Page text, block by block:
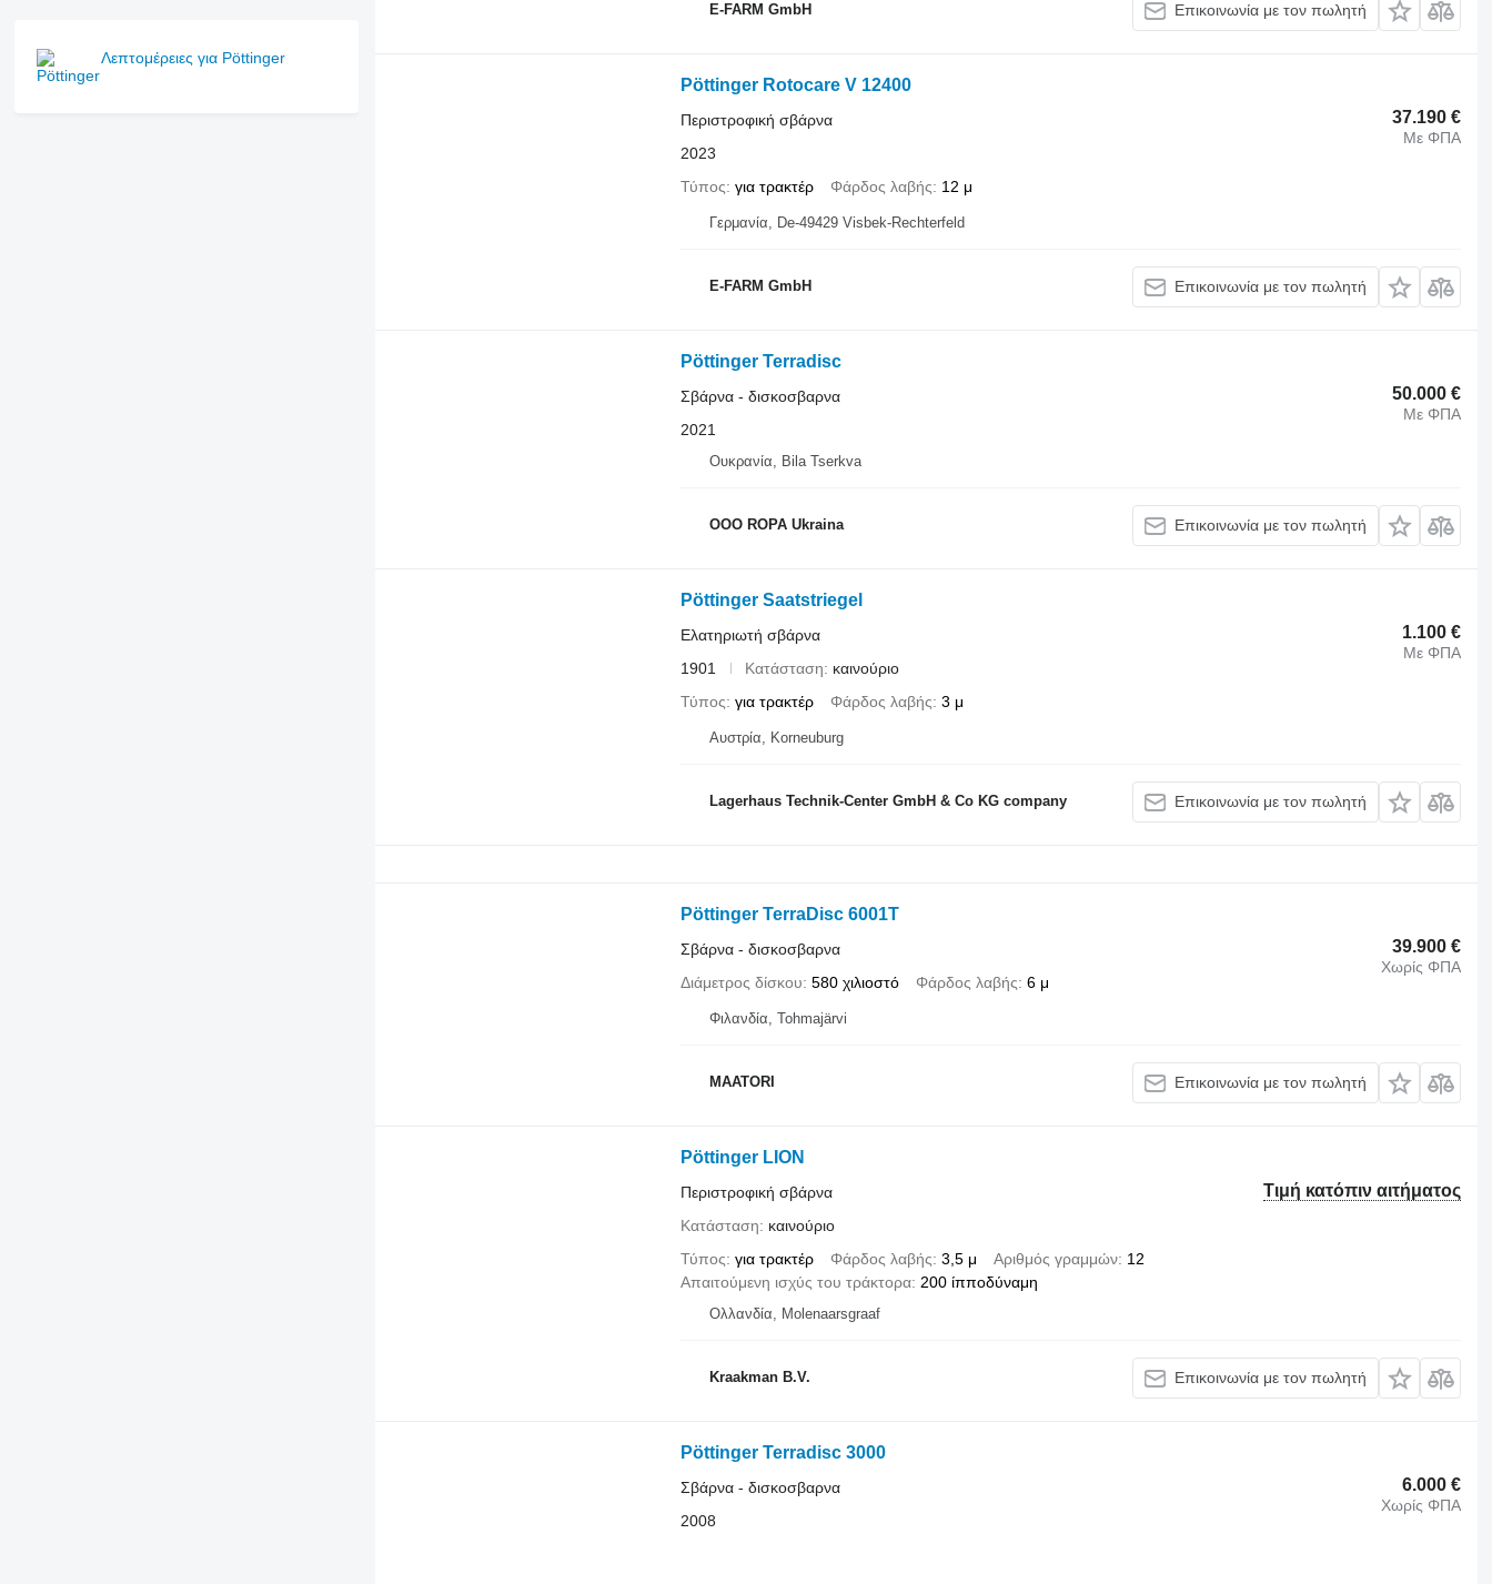
Λεπτομέρειες για Pöttinger
E-FARM GmbH Επικοινωνία με τον πωλητή
Pöttinger Rotocare V 12400
37.190 €
Με ΦΠΑ
Περιστροφική σβάρνα
2023
Τύπος για τρακτέρ Φάρδος λαβής 12 μ
Γερμανία, De-49429 Visbek-Rechterfeld
E-FARM GmbH Επικοινωνία με τον πωλητή
Pöttinger Terradisc
50.000 €
Με ΦΠΑ
Σβάρνα - δισκοσβαρνα
2021
Ουκρανία, Bila Tserkva
OOO ROPA Ukraina Επικοινωνία με τον πωλητή
Pöttinger Saatstriegel
1.100 €
Με ΦΠΑ
Ελατηριωτή σβάρνα
1901
Κατάσταση
καινούριο
Τύπος για τρακτέρ Φάρδος λαβής 3 μ
Αυστρία, Korneuburg
Lagerhaus Technik-Center GmbH & Co KG company Επικοινωνία με τον πωλητή
Pöttinger TerraDisc 6001T
39.900 €
Χωρίς ΦΠΑ
Σβάρνα - δισκοσβαρνα
Διάμετρος δίσκου 580 χιλιοστό Φάρδος λαβής 6 μ
Φιλανδία, Tohmajärvi
MAATORI Επικοινωνία με τον πωλητή
Pöttinger LION
Τιμή κατόπιν αιτήματος
Περιστροφική σβάρνα
Κατάσταση
καινούριο
Τύπος για τρακτέρ Φάρδος λαβής 3,5 μ Αριθμός γραμμών 12
Απαιτούμενη ισχύς του τράκτορα 200 ίπποδύναμη
Ολλανδία, Molenaarsgraaf
Kraakman B.V. Επικοινωνία με τον πωλητή
Pöttinger Terradisc 3000
6.000 €
Χωρίς ΦΠΑ
Σβάρνα - δισκοσβαρνα
2008